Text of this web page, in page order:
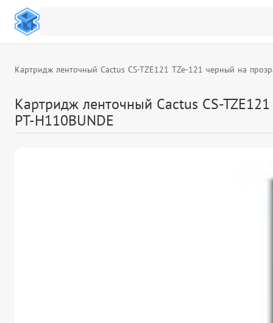
Картридж ленточный Cactus CS-TZE121 TZe-121 черный на
Картридж ленточный Cactus CS-
PT-H110BUNDE